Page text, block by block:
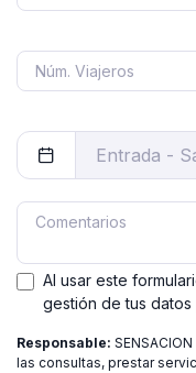
Al usar este
gestión de tus
Responsable:
las consultas, prestar